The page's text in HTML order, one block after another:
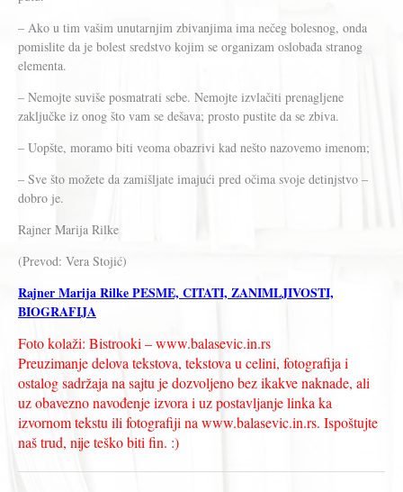
– Ako u tim vašim unutarnjim zbivanjima ima nečeg bolesnog, onda
pomislite da je bolest sredstvo kojim se organizam oslobađa stranog
elementa.
– Nemojte suviše posmatrati sebe. Nemojte izvlačiti prenagljene
zaključke iz onog što vam se dešava; prosto pustite da se zbiva.
– Uopšte, moramo biti veoma obazrivi kad nešto nazovemo imenom;
– Sve što možete da zamišljate imajući pred očima svoje detinjstvo –
dobro je.
Rajner Marija Rilke
(Prevod: Vera Stojić)
Rajner Marija Rilke PESME, CITATI, ZANIMLJIVOSTI,
BIOGRAFIJA
Foto kolaži: Bistrooki – www.balasevic.in.rs
Preuzimanje delova tekstova, tekstova u celini, fotografija i
ostalog sadržaja na sajtu je dozvoljeno bez ikakve naknade, ali
uz obavezno navođenje izvora i uz postavljanje linka ka
izvornom tekstu ili fotografiji na www.balasevic.in.rs. Ispoštujte
naš trud, nije teško biti fin. :)